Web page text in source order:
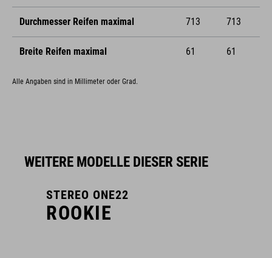
Durchmesser Reifen maximal 713 713
Breite Reifen maximal 61 61
Alle Angaben sind in Millimeter oder Grad.
WEITERE MODELLE DIESER SERIE
STEREO ONE22
ROOKIE